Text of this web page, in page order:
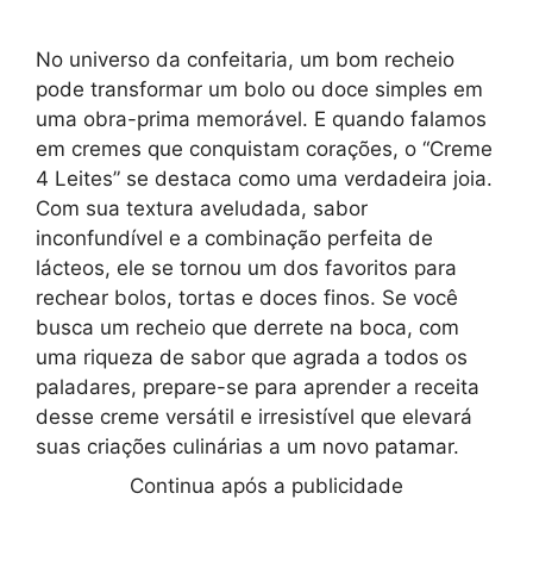
No universo da confeitaria, um bom recheio
pode transformar um bolo ou doce simples em
uma obra-prima memorável. E quando falamos
em cremes que conquistam corações, o “Creme
4 Leites” se destaca como uma verdadeira joia.
Com sua textura aveludada, sabor
inconfundível e a combinação perfeita de
lácteos, ele se tornou um dos favoritos para
rechear bolos, tortas e doces finos. Se você
busca um recheio que derrete na boca, com
uma riqueza de sabor que agrada a todos os
paladares, prepare-se para aprender a receita
desse creme versátil e irresistível que elevará
suas criações culinárias a um novo patamar.
Continua após a publicidade